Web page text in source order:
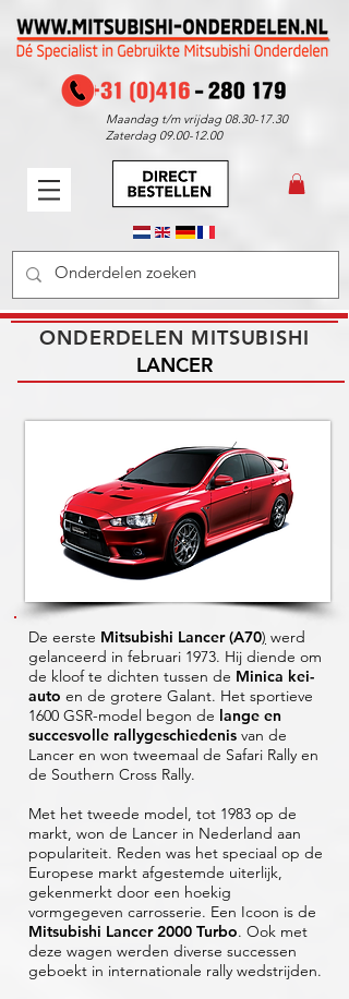
Maandag t/m vrijdag 08.30-17.30
Zaterdag 09.00-12.00
ONDERDELEN MITSUBISHI
LANCER
De eerste Mitsubishi Lancer (A70) werd
gelanceerd in februari 1973. Hij diende om
de kloof te dichten tussen de Minica kei-
auto en de grotere Galant. Het sportieve
1600 GSR-model begon de lange en
succesvolle rallygeschiedenis van de
Lancer en won tweemaal de Safari Rally en
de Southern Cross Rally.
Met het tweede model, tot 1983 op de
markt, won de Lancer in Nederland aan
populariteit. Reden was het speciaal op de
Europese markt afgestemde uiterlijk,
gekenmerkt door een hoekig
vormgegeven carrosserie. Een Icoon is de
Mitsubishi Lancer 2000 Turbo. Ook met
deze wagen werden diverse successen
geboekt in internationale rally wedstrijden.